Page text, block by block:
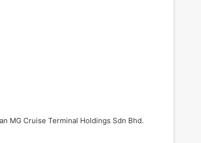
MG Cruise Terminal Holdings Sdn Bhd.